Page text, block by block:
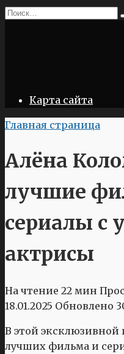
Перейти
Search
Карта сайта
Главная страница
Алёна
лучшие
сериалы с
актрисы
На чтение 22 мин
18.01.2025 Обновлено
В этой эксклюзивной
лучших фильма и